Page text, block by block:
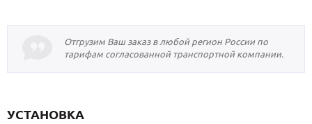
Отгрузим Ваш заказ в любой регион России по
тарифам согласованной транспортной компании.
УСТАНОВКА